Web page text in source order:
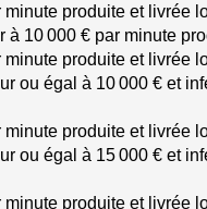
minute produite et livrée
à 10 000 € par minute
minute produite et livrée
ou égal à 10 000 € et
minute produite et livrée
ou égal à 15 000 € et
minute produite et livrée